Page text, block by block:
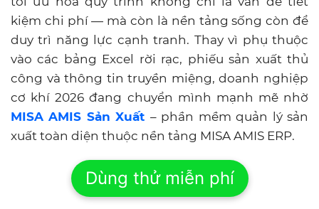
kiệm chi phí — mà còn là nền tảng sống còn để
duy trì năng lực cạnh tranh. Thay vì phụ thuộc
vào các bảng Excel rời rạc, phiếu sản xuất thủ
công và thông tin truyền miệng, doanh nghiệp
cơ khí 2026 đang chuyển mình mạnh mẽ nhờ
MISA AMIS Sản Xuất – phần mềm quản lý sản
xuất toàn diện thuộc nền tảng MISA AMIS ERP.
Dùng thử miễn phí